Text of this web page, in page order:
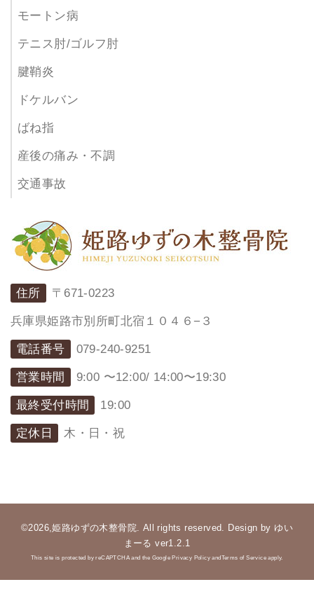
モートン病
テニス肘/ゴルフ肘
腱鞘炎
ドケルバン
ばね指
産後の痛み・不調
交通事故
住所 〒671-0223
兵庫県姫路市別所町北宿１０４６−３
電話番号 079-240-9251
営業時間 9:00 〜12:00/ 14:00〜19:30
最終受付時間 19:00
定休日 木・日・祝
©2026,姫路ゆずの木整骨院. All rights reserved. Design by ゆい
まーる ver1.2.1
This site is protected by reCAPTCHA and the Google Privacy Policy andTerms of Service apply.